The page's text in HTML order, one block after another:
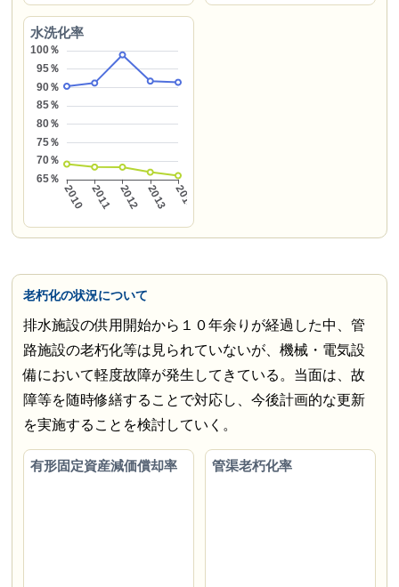
水洗化率
老朽化の状況について
排水施設の供用開始から１０年余りが経過した中、管
路施設の老朽化等は見られていないが、機械・電気設
備において軽度故障が発生してきている。当面は、故
障等を随時修繕することで対応し、今後計画的な更新
を実施することを検討していく。
有形固定資産減価償却率 管渠老朽化率